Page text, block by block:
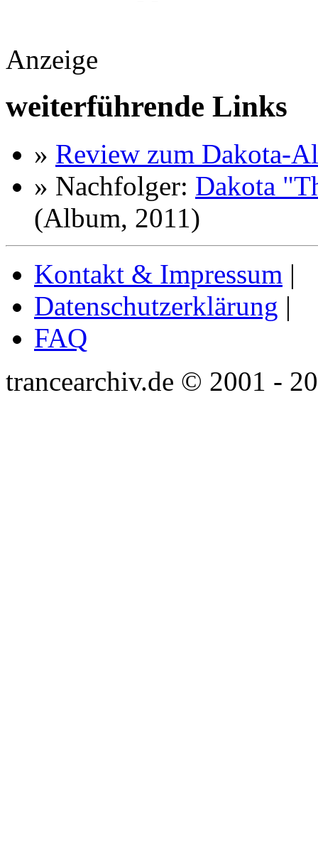
Anzeige
weiterführende Links
» Review zum Dakota-
» Nachfolger: Dakota
(Album, 2011)
Kontakt & Impressum |
Datenschutzerklärung |
FAQ
trancearchiv.de © 2001 -